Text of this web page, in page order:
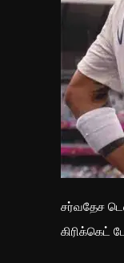
சர்வதேச
கிரிக்கெட்